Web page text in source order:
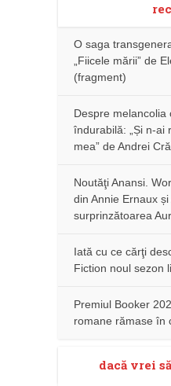
O saga
„Fiicele mării” de
(fragment)
Despre melancolia
îndurabilă: „Și n-ai
mea” de Andrei
Noutăţi Anansi.
din Annie Ernaux
surprinzătoarea
Iată cu ce cărţi
Fiction noul sezon
Premiul Booker
romane rămase în
dacă vrei